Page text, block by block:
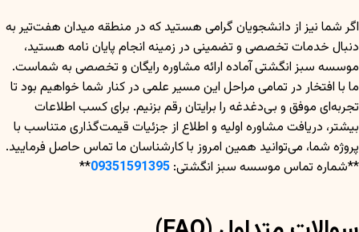
اگر شما نیز از دانشجویان گرامی هستید که در منطقه میدان هفت‌تیر به
دنبال خدمات تخصصی و تضمینی در زمینه انجام پایان نامه هستید،
موسسه سبز انگشتی آماده ارائه مشاوره رایگان و تخصصی به شماست.
ما با افتخار در تمامی مراحل این مسیر علمی در کنار شما خواهیم بود تا
تجربه‌ای موفق و بی‌دغدغه را برایتان رقم بزنیم. برای کسب اطلاعات
بیشتر، دریافت مشاوره اولیه و اطلاع از جزئیات قیمت‌گذاری متناسب با
پروژه شما، می‌توانید همین امروز با کارشناسان ما تماس حاصل فرمایید.
**شماره تماس موسسه سبز انگشتی: 09351591395
**